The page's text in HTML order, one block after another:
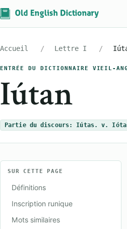
Accueil Lettre I
ENTRÉE DU DICTIONNAIRE VIEIL-
Iútan
Partie du discours: Iútas. v.
SUR CETTE PAGE
Définitions
Inscription runique
Mots similaires